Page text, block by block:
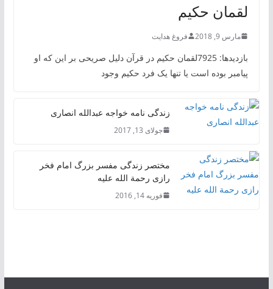
لقمان حکیم
مارس 9, 2018 فروغ هدایت
بازدیدها: 7925لقمان حکیم در قرآن دلیل صریحی بر این که او
پیامبر بوده است یا تنها یک فرد حکیم وجود
زندگی نامه خواجه عبدالله انصاری
جولای 13, 2017
مختصر زندگی مفسر بزرگ امام فخر
رازی رحمة الله علیه
فوریه 14, 2016